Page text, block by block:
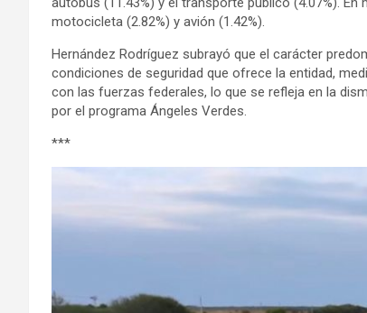
motocicleta (2.82%) y avión (1.42%).
Hernández Rodríguez subrayó que el carácter
condiciones de seguridad que ofrece la entidad,
con las fuerzas federales, lo que se refleja en la
por el programa Ángeles Verdes.
***